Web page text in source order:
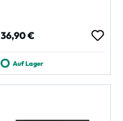
Regulärer Preis:
36,90 €
Auf Lager